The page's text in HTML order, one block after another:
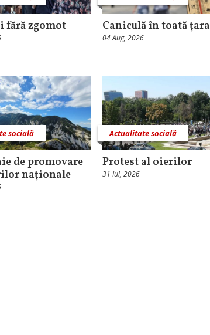
fără zgomot Caniculă în toată ţara
04 Aug, 2026
socială
de promovare
naţionale
Actualitate socială
Protest al oierilor
31 Iul, 2026